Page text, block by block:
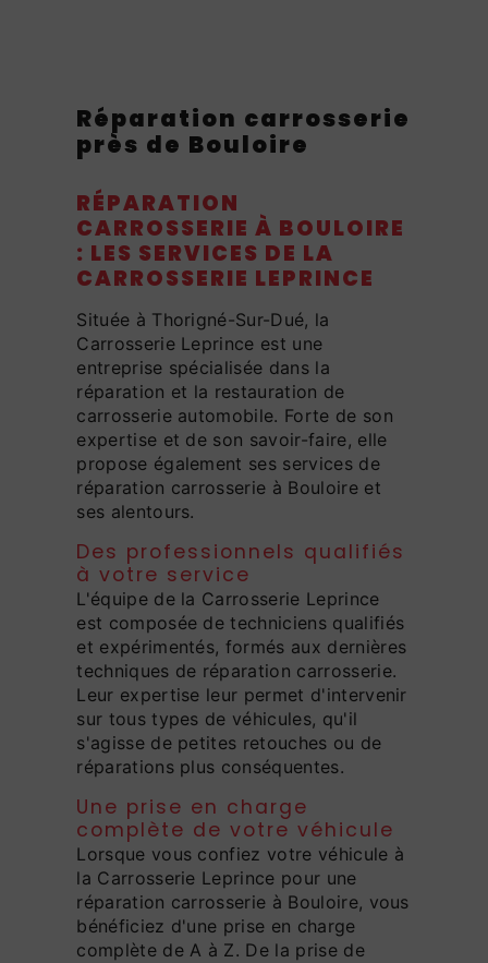
Réparation carrosserie
près de Bouloire
RÉPARATION
CARROSSERIE À BOULOIRE
: LES SERVICES DE LA
CARROSSERIE LEPRINCE
Située à Thorigné-Sur-Dué, la
Carrosserie Leprince est une
entreprise spécialisée dans la
réparation et la restauration de
carrosserie automobile. Forte de son
expertise et de son savoir-faire, elle
propose également ses services de
réparation carrosserie à Bouloire et
ses alentours.
Des professionnels qualifiés
à votre service
L'équipe de la Carrosserie Leprince
est composée de techniciens qualifiés
et expérimentés, formés aux dernières
techniques de réparation carrosserie.
Leur expertise leur permet d'intervenir
sur tous types de véhicules, qu'il
s'agisse de petites retouches ou de
réparations plus conséquentes.
Une prise en charge
complète de votre véhicule
Lorsque vous confiez votre véhicule à
la Carrosserie Leprince pour une
réparation carrosserie à Bouloire, vous
bénéficiez d'une prise en charge
complète de A à Z. De la prise de